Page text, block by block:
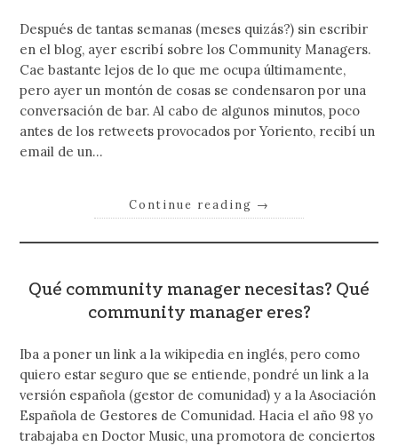
Después de tantas semanas (meses quizás?) sin escribir
en el blog, ayer escribí sobre los Community Managers.
Cae bastante lejos de lo que me ocupa últimamente,
pero ayer un montón de cosas se condensaron por una
conversación de bar. Al cabo de algunos minutos, poco
antes de los retweets provocados por Yoriento, recibí un
email de un…
Continue reading →
Qué community manager necesitas? Qué
community manager eres?
Iba a poner un link a la wikipedia en inglés, pero como
quiero estar seguro que se entiende, pondré un link a la
versión española (gestor de comunidad) y a la Asociación
Española de Gestores de Comunidad. Hacia el año 98 yo
trabajaba en Doctor Music, una promotora de conciertos